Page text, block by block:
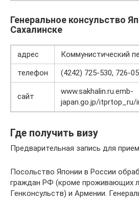
Генеральное консульство
Сахалинске
адрес
Коммунистический
телефон
(4242) 725-530, 726-
сайт
www.sakhalin.ru.emb-
japan.go.jp/itprtop_ru/
Где получить визу
Предварительная запись для
Посольство Японии в России
граждан РФ (кроме проживающих
Генконсульств) и Армении.